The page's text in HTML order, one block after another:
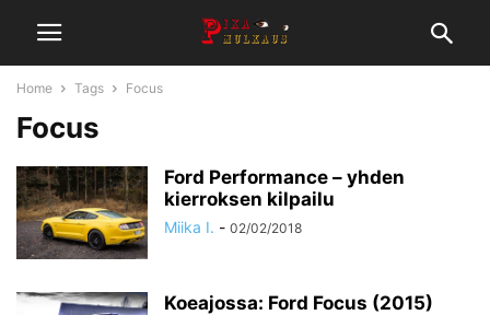
Home Tags Focus
Focus
Ford Performance – yhden
kierroksen kilpailu
Miika I. - 02/02/2018
Koeajossa: Ford Focus (2015)